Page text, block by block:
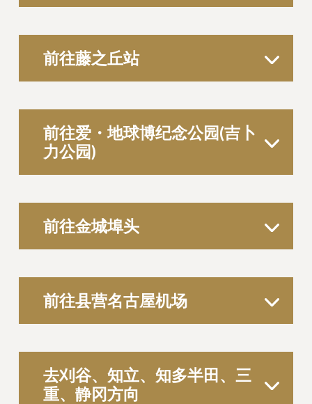
前往藤之丘站
前往爱・地球博纪念公园(吉卜
力公园)
前往金城埠头
前往县营名古屋机场
去刈谷、知立、知多半田、三
重、静冈方向